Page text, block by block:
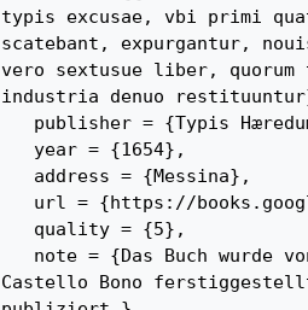
typis excusae, vbi primi
scatebant, expurgantur,
vero sextusue liber, quorum
industria denuo
Castello Bono